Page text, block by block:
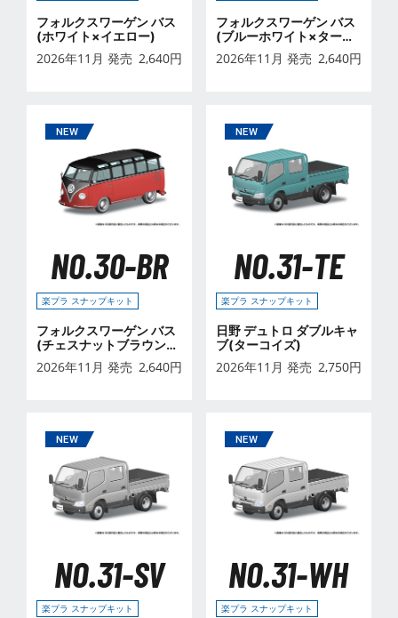
フォルクスワーゲン バス
(ホワイト×イエロー)
2026年11月 発売 2,640円
フォルクスワーゲン バス
(ブルーホワイト×ターコ
2026年11月 発売 2,640円
NO.30-BR
楽プラ スナップキット
フォルクスワーゲン バス
(チェスナットブラウン×
シーリングワックスレッ
ド)
2026年11月 発売 2,640円
NO.31-TE
楽プラ スナップキット
日野 デュトロ ダブルキャ
ブ(ターコイズ)
2026年11月 発売 2,750円
NO.31-SV
楽プラ スナップキット
NO.31-WH
楽プラ スナップキット